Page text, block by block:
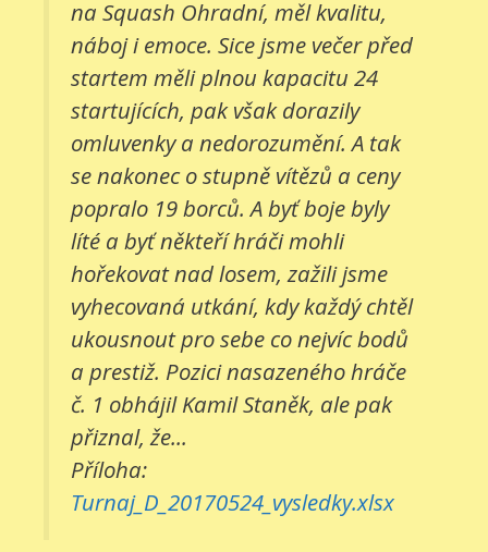
na Squash Ohradní, měl kvalitu,
náboj i emoce. Sice jsme večer před
startem měli plnou kapacitu 24
startujících, pak však dorazily
omluvenky a nedorozumění. A tak
se nakonec o stupně vítězů a ceny
popralo 19 borců. A byť boje byly
líté a byť někteří hráči mohli
hořekovat nad losem, zažili jsme
vyhecovaná utkání, kdy každý chtěl
ukousnout pro sebe co nejvíc bodů
a prestiž. Pozici nasazeného hráče
č. 1 obhájil Kamil Staněk, ale pak
přiznal, že...
Příloha:
Turnaj_D_20170524_vysledky.xlsx